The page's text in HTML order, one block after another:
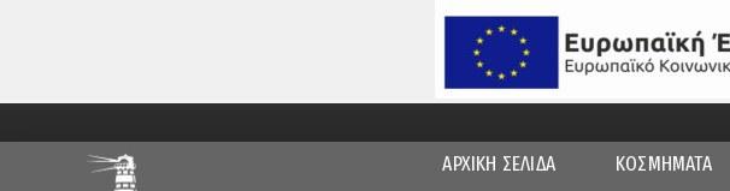
ΑΡΧΙΚΗ ΣΕΛΙΔΑ ΚΟΣΜΗΜΑΤΑ